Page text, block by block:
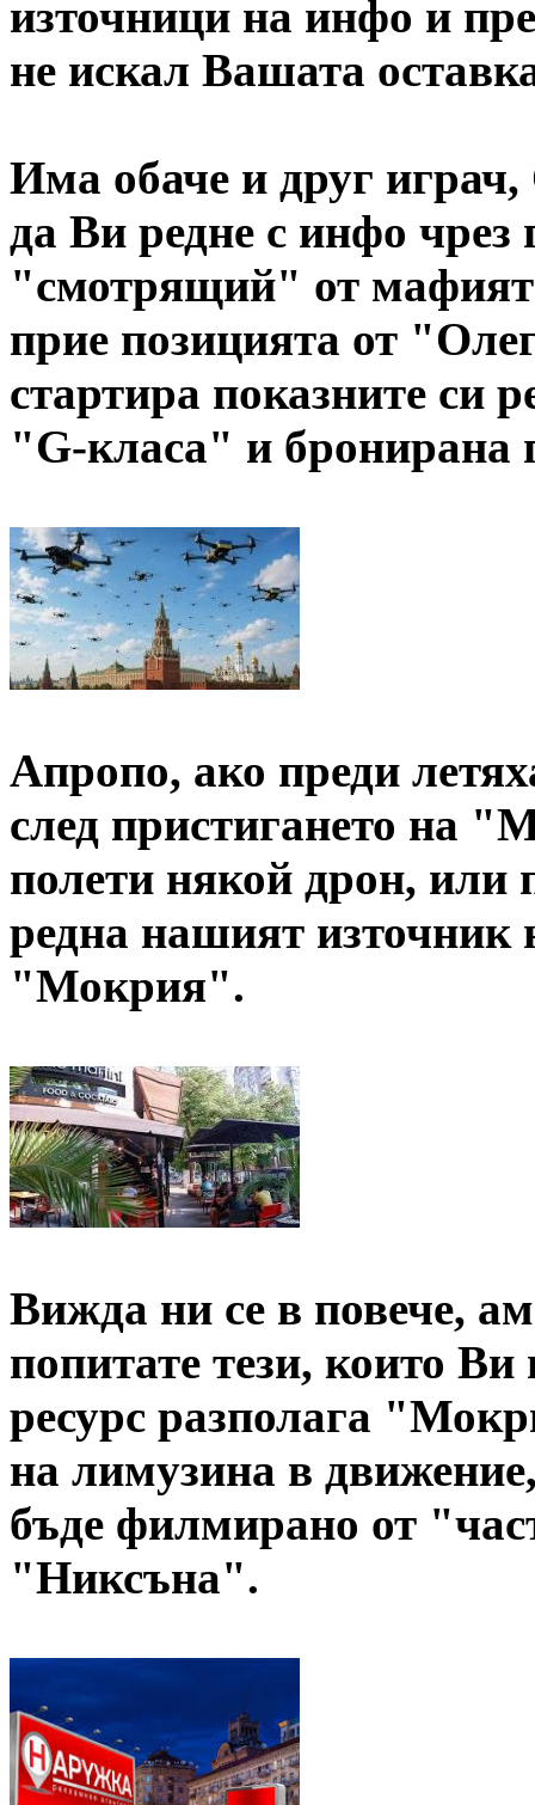
източници на инфо и
не искал Вашата
Има обаче и друг
да Ви редне с инфо чрез
"смотрящий" от
прие позицията от
стартира показните си
"G-класа" и бронирана
Апропо, ако преди
след пристигането на
полети някой дрон, или
редна нашият източник
"Мокрия".
Вижда ни се в повече,
попитате тези, които
ресурс разполага
на лимузина в
бъде филмирано от
"Никсъна".